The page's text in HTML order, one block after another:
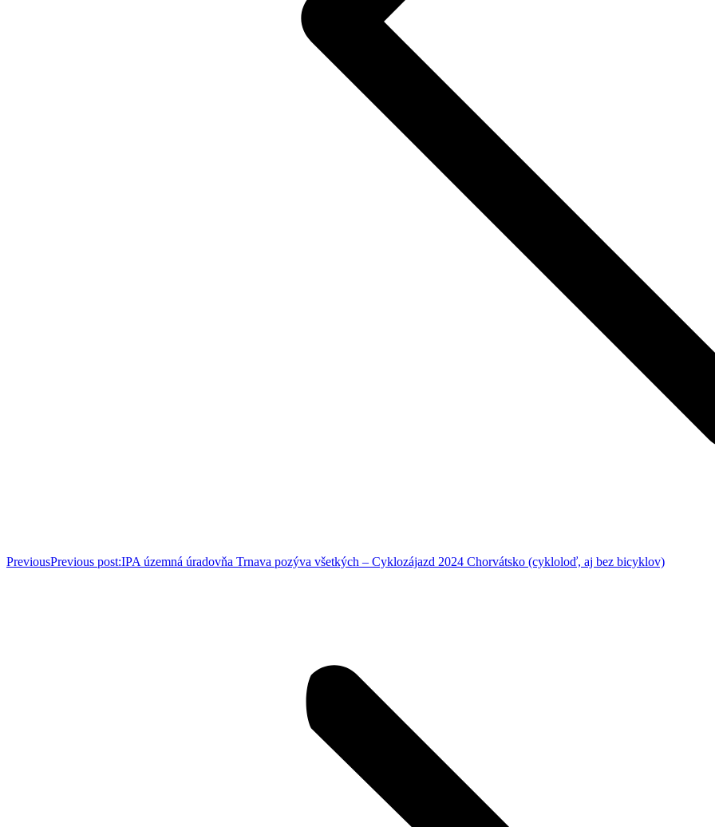
PreviousPrevious post:IPA územná úradovňa Trnava pozýva všetkých – Cyklozájazd 2024 Chorvátsko (cykloloď, aj bez bicyklov)